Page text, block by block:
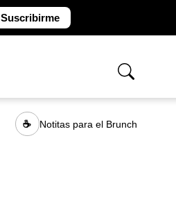
Suscribirme
☕ Notitas para el Brunch